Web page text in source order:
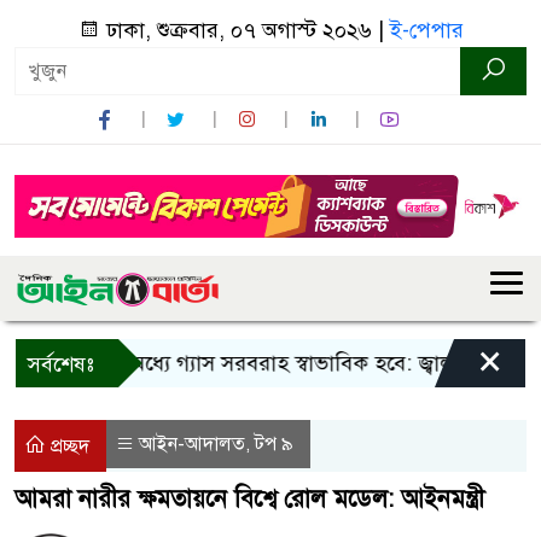
ঢাকা, শুক্রবার, ০৭ অগাস্ট ২০২৬ |ই-পেপার
সর্বশেষঃ
তিন দিনের মধ্যে গ্যাস সরবরাহ স্বাভাবিক হবে: জ্বালানি মন্ত্রী×
প্রচ্ছদ আইন-আদালত,টপ ৯
আমরা নারীর ক্ষমতায়নে বিশ্বে রোল মডেল: আইনমন্ত্রী